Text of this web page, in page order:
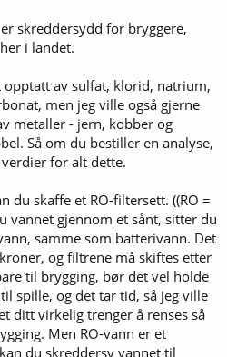
skreddersydd for bryggere,
i landet.
av sulfat, klorid, natrium,
men jeg ville også gjerne
metaller - jern, kobber og
Så om du bestiller en analyse,
for alt dette.
du skaffe et RO-filtersett. ((RO =
vannet gjennom et sånt, sitter du
samme som batterivann. Det
og filtrene må skiftes etter
til brygging, bør det vel holde
spille, og det tar tid, så jeg ville
ditt virkelig trenger å renses så
Men RO-vann er et
du skreddersy vannet til